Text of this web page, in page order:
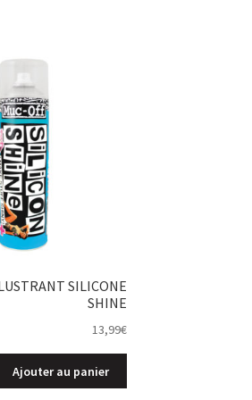
SILICONE
SHINE
13,99€
Ajouter au panier